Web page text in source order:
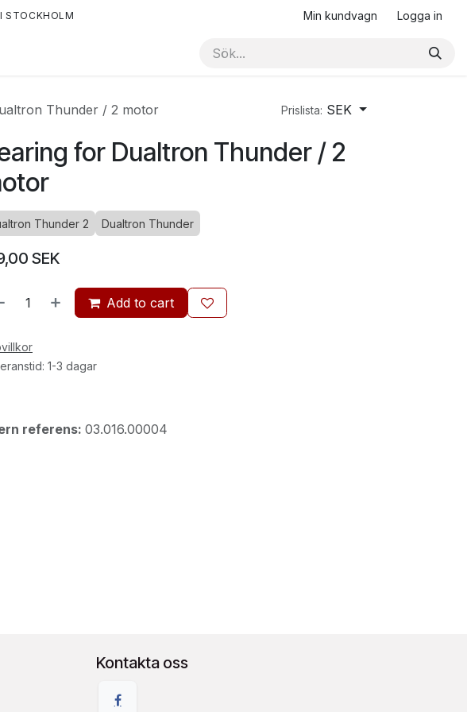
Min kundvagn Logga in
STOCKHOLM
Thunder / 2 motor Prislista: SEK
for Dualtron Thunder / 2
Thunder 2 Dualtron Thunder
SEK
Add to cart
1-3 dagar
referens: 03.016.00004
Kontakta oss